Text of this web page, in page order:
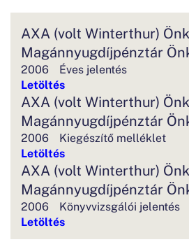
AXA (volt Winterthur)
Magánnyugdíjpénztár
2006
Éves jelentés
Letöltés
AXA (volt Winterthur)
Magánnyugdíjpénztár
2006
Kiegészítő melléklet
Letöltés
AXA (volt Winterthur)
Magánnyugdíjpénztár
2006
Könyvvizsgálói jelentés
Letöltés